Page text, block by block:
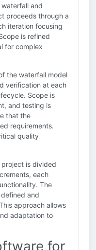
and
proceeds through a
iteration focusing
is refined
for complex
the waterfall model
verification at each
Scope is
and testing is
that the
requirements.
quality
project is divided
each
The
and
approach allows
adaptation to
for